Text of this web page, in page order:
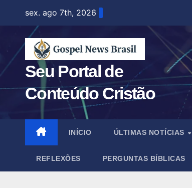
content
sex. ago 7th, 2026
Seu Portal de
Conteúdo Cristão
INÍCIO ÚLTIMAS NOTÍCIAS
REFLEXÕES PERGUNTAS BÍBLICAS